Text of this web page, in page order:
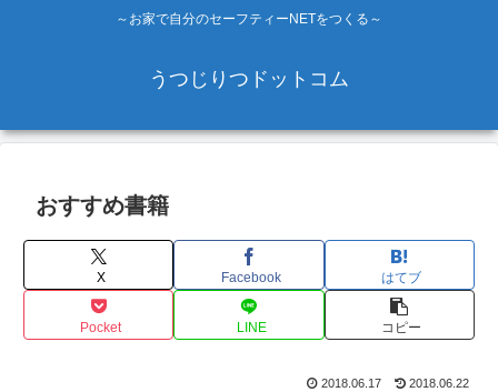
～お家で自分のセーフティーNETをつくる～
うつじりつドットコム
おすすめ書籍
X Facebook はてブ
Pocket LINE コピー
2018.06.17 2018.06.22